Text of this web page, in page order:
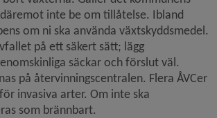
inte be om tillåtelse. Ibland
om ni ska använda växtskyddsmedel.
på ett säkert sätt; lägg
säckar och förslut väl.
på återvinningscentralen. Flera ÅVCer
invasiva arter. Om inte ska
som brännbart.